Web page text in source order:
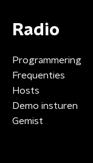
Radio
Programmering
Frequenties
Hosts
Demo insturen
Gemist